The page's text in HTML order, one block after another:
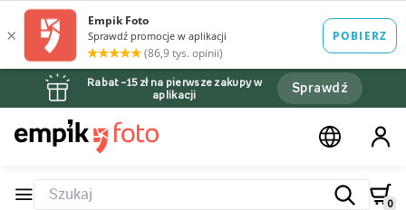
Rabat –15 zł na pierwsze zakupy w
aplikacji
Sprawdź
0